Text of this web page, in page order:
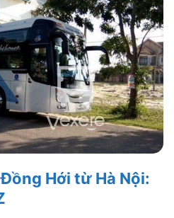
Hới từ Hà Nội: